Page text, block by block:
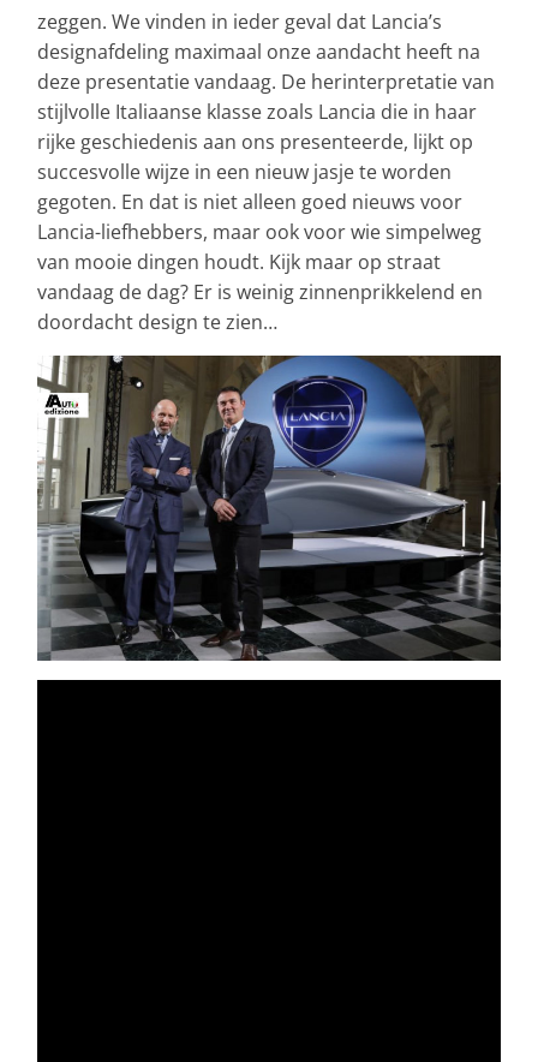
zeggen. We vinden in ieder geval dat Lancia’s
designafdeling maximaal onze aandacht heeft na
deze presentatie vandaag. De herinterpretatie van
stijlvolle Italiaanse klasse zoals Lancia die in haar
rijke geschiedenis aan ons presenteerde, lijkt op
succesvolle wijze in een nieuw jasje te worden
gegoten. En dat is niet alleen goed nieuws voor
Lancia-liefhebbers, maar ook voor wie simpelweg
van mooie dingen houdt. Kijk maar op straat
vandaag de dag? Er is weinig zinnenprikkelend en
doordacht design te zien…